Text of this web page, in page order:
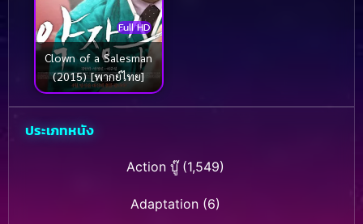
Full HD
Clown of a Salesman
(2015) [พากย์ไทย]
ประเภทหนัง
Action บู๊(1,549)
Adaptation (6)